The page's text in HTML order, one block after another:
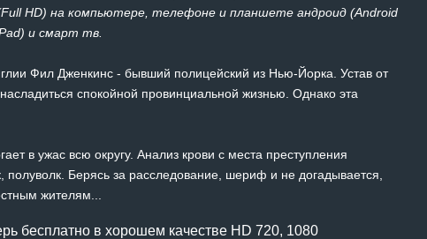
HD) на компьютере, телефоне и планшете андроид (Android
и смарт тв.
Фил Дженкинс - бывший полицейский из Нью-Йорка. Устав от
спокойной провинциальной жизнью. Однако эта
в ужас всю округу. Анализ крови с места преступления
полуволк. Берясь за расследование, шериф и не догадывается,
жителям...
бесплатно в хорошем качестве HD 720, 1080